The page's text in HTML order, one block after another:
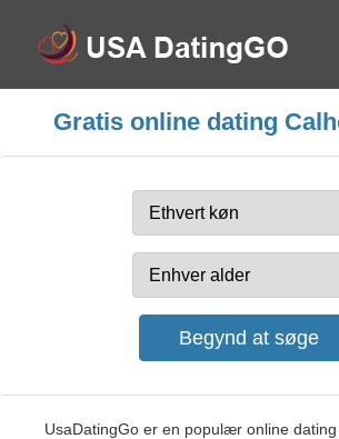
Gratis online dating
UsaDatingGo er en populær online dating